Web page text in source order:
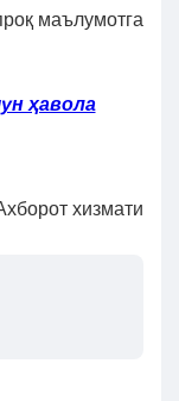
маълумотга
ҳавола
хизмати